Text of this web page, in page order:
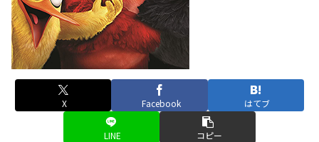
X Facebook はてブ
LINE コピー